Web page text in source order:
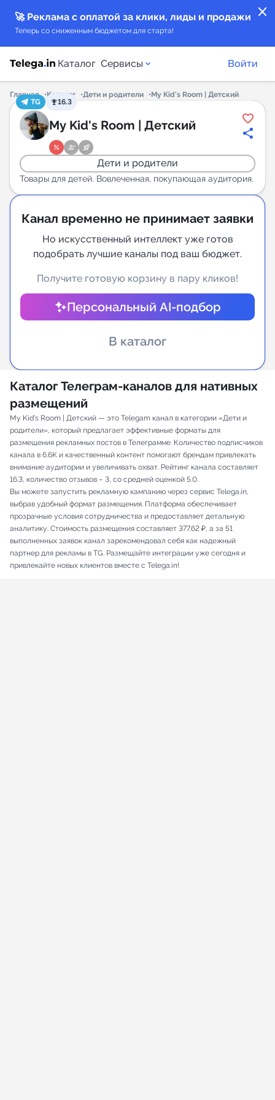
close
🚀 Реклама с оплатой за клики, лиды и продажи
Теперь со сниженным бюджетом для старта!
Каталог Сервисы
Каталог каналов
Каталог ботов
Горящие предложения
New
Аналитика MAX каналов
Индивидуальное сопровождение
Войти
Главная Каталог Дети и родители
My Kid's Room | Детский
TG
16.3
My Kid's Room | Детский
Дети и родители
Товары для детей. Вовлеченная, покупающая аудитория.
Канал временно не принимает заявки
Но искусственный интеллект уже готов
подобрать лучшие каналы под ваш бюджет.
Получите готовую корзину в пару кликов!
Персональный AI-подбор
В каталог
Каталог Телеграм-каналов для нативных
размещений
My Kid's Room | Детский — это Telegam канал в категории «Дети и
родители», который предлагает эффективные форматы для
размещения рекламных постов в Телеграмме. Количество подписчиков
канала в 6.6K и качественный контент помогают брендам привлекать
внимание аудитории и увеличивать охват. Рейтинг канала составляет
16.3, количество отзывов – 3, со средней оценкой 5.0.
Вы можете запустить рекламную кампанию через сервис Telega.in,
выбрав удобный формат размещения. Платформа обеспечивает
прозрачные условия сотрудничества и предоставляет детальную
аналитику. Стоимость размещения составляет 377.62 ₽, а за 51
выполненных заявок канал зарекомендовал себя как надежный
партнер для рекламы в TG. Размещайте интеграции уже сегодня и
привлекайте новых клиентов вместе с Telega.in!